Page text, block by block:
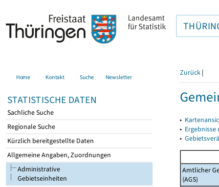
Home Kontakt Suche Newsletter
STATISTISCHE DATEN
Sachliche Suche
Regionale Suche
Kürzlich bereitgestellte Daten
Allgemeine Angaben, Zuordnungen
Administrative
Gebietseinheiten
Zurück |
▸
▸
▸
Amtlicher
(AGS)